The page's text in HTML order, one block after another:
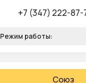
+7 (347) 222-87-
Режим работы:
Союз